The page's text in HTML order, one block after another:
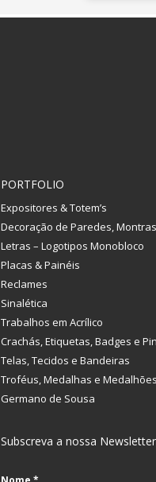
PORTFOLIO
Expositores & Totem’s
Decoração de Paredes,
Letras – Logotipos Monobloco
Placas & Painéis
Reclames
Sinalética
Trabalhos em Acrílico
Crachás, Etiquetas, Badges e
Telas, Tecidos e Bandeiras
Troféus, Medalhas e Medalhões
Germano de Sousa
Subscreva a nossa Newsletter